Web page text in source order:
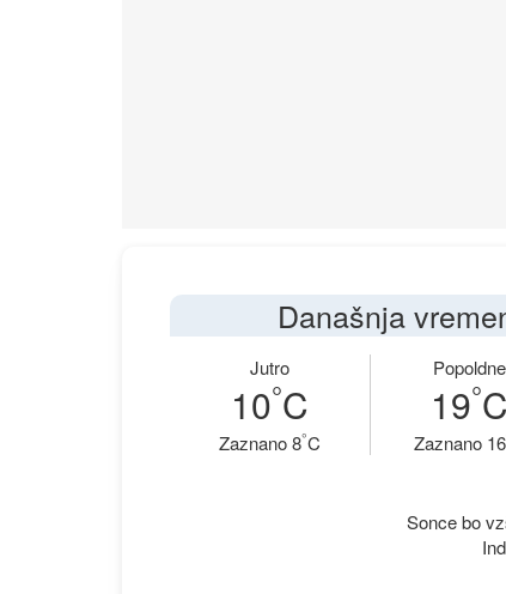
Današnja
Jutro
10°C
Zaznano 8°C
Popoldne
19°C
Zaznano 16
Sonce bo